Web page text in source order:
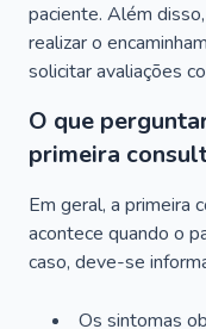
paciente. Além
realizar o
solicitar avaliações
O que
primeira
Em geral, a primeira
acontece quando o
caso, deve-se
Os sintomas